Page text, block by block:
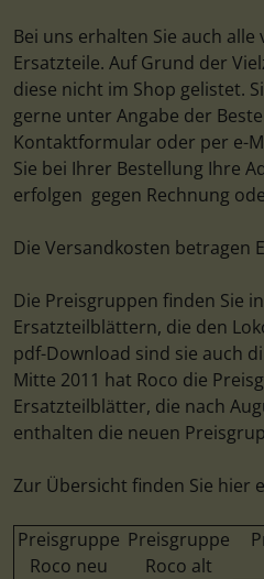
Bei uns erhalten Sie auch
Ersatzteile. Auf Grund der
diese nicht im Shop gelistet.
gerne unter Angabe der
Kontaktformular oder per e-
Sie bei Ihrer Bestellung Ihre
erfolgen gegen Rechnung
Die Versandkosten betragen
Die Preisgruppen finden Sie
Ersatzteilblättern, die den
pdf-Download sind sie auch
Mitte 2011 hat Roco die
Ersatzteilblätter, die nach
enthalten die neuen
Zur Übersicht finden Sie hier
Preisgruppe
Roco neu
Preisgruppe
Roco alt